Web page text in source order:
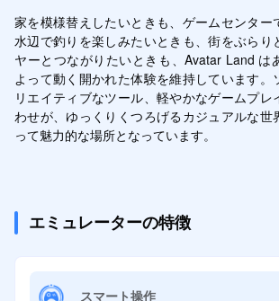
家を模様替えしたいときも、ゲームセンター
水辺で釣りを楽しみたいときも、街をぶらり
ヤーとつながりたいときも、Avatar Land は
よって動く開かれた体験を維持しています。
リエイティブなツール、軽やかなゲームプレ
わせが、ゆっくりくつろげるカジュアルな世
って魅力的な場所となっています。
エミュレーターの特徴
スマート操作